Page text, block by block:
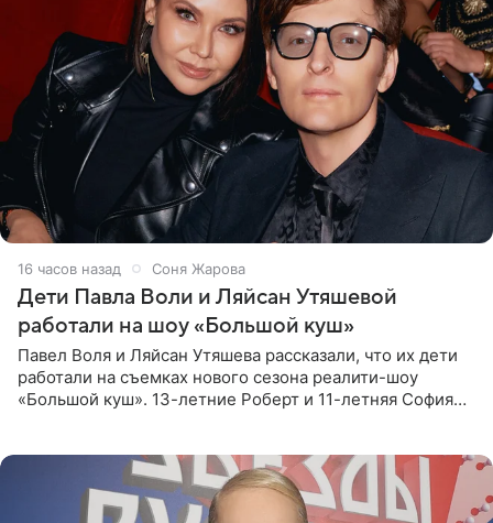
16 часов назад Соня Жарова
Дети Павла Воли и Ляйсан Утяшевой
работали на шоу «Большой куш»
Павел Воля и Ляйсан Утяшева рассказали, что их дети
работали на съемках нового сезона реалити-шоу
«Большой куш». 13-летние Роберт и 11-летняя София